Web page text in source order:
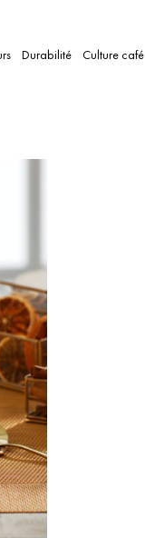
Durabilité Culture café